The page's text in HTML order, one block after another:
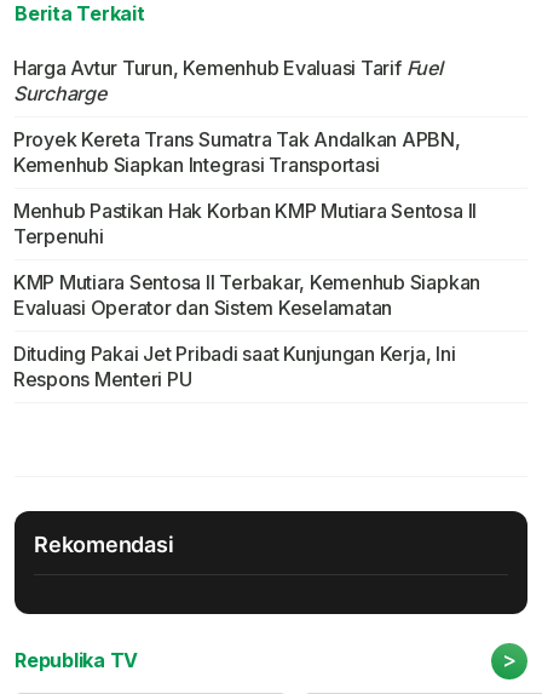
Berita Terkait
Harga Avtur Turun, Kemenhub Evaluasi Tarif Fuel
Surcharge
Proyek Kereta Trans Sumatra Tak Andalkan APBN,
Kemenhub Siapkan Integrasi Transportasi
Menhub Pastikan Hak Korban KMP Mutiara Sentosa II
Terpenuhi
KMP Mutiara Sentosa II Terbakar, Kemenhub Siapkan
Evaluasi Operator dan Sistem Keselamatan
Dituding Pakai Jet Pribadi saat Kunjungan Kerja, Ini
Respons Menteri PU
Rekomendasi
Republika TV >